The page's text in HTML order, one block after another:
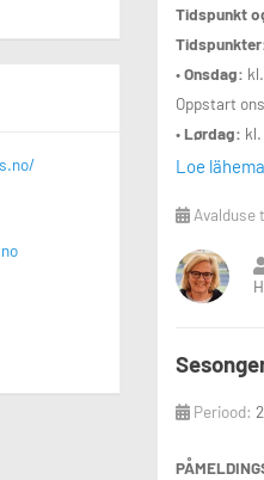
Tidspunkt
•Onsdag:
Oppstart
•Lørdag: kl.
Oppstart
• Medlem: 3
• Ikke-
Slutt:
Loe
Avalduse
Periood: